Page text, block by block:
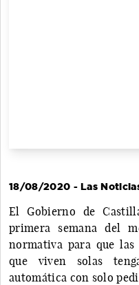
18/08/2020 - Las
El Gobierno de
primera semana del
normativa para que las
que viven solas
automática con solo